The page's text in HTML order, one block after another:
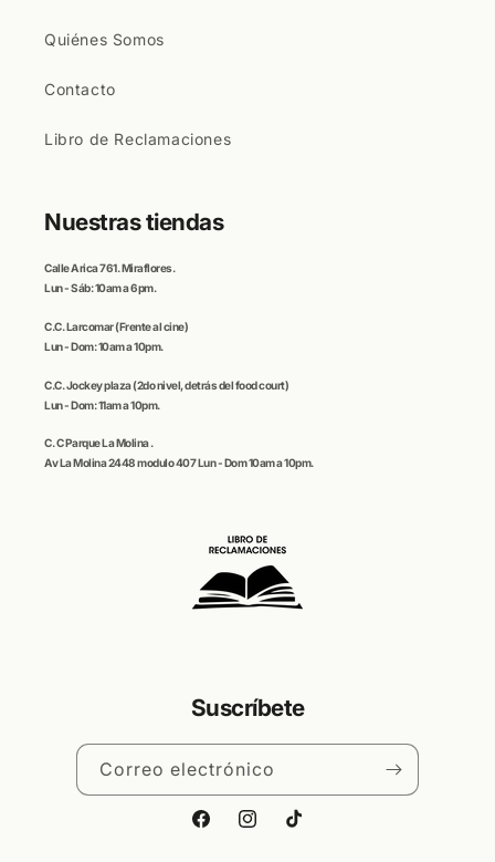
Quiénes Somos
Contacto
Libro de Reclamaciones
Nuestras tiendas
CalleArica761. Miraflores.
Lun - Sáb: 10am a 6pm.
C.C. Larcomar(Frente al cine)
Lun - Dom: 10am a 10pm.
C.C.Jockey plaza (2do nivel, detrás del food court)
Lun - Dom: 11am a 10pm.
C. CParque La Molina.
Av La Molina 2448 modulo 407 Lun - Dom 10am a 10pm.
Suscríbete
Correo electrónico
FacebookInstagramTikTok